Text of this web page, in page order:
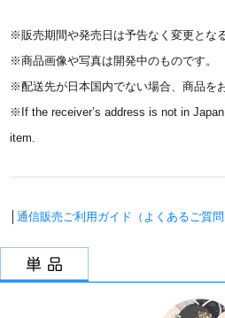
※販売期間や発売日は予告なく変更とな
※商品画像や写真は開発中のものです。
※配送先が日本国内でない場合、商品を
※If the receiver’s address is not in
item.
│通信販売ご利用ガイド（よくあるご質問